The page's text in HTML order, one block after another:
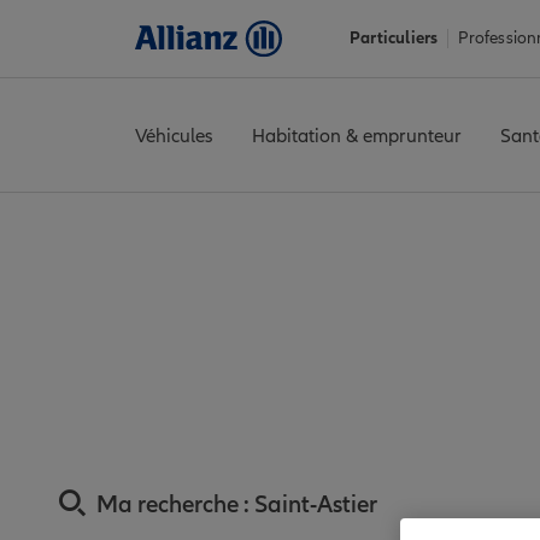
Particuliers
Véhicules Habitation & emprunteur
Ma recherche : Saint-Astier